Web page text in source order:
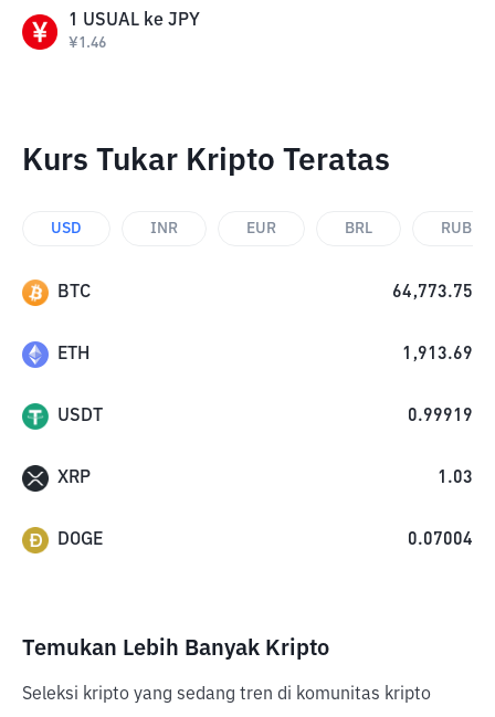
1 USUAL ke JPY
¥1.46
Kurs Tukar Kripto Teratas
USD INR EUR BRL RUB
BTC 64,773.75
ETH 1,913.69
USDT 0.99919
XRP 1.03
DOGE 0.07004
Temukan Lebih Banyak Kripto
Seleksi kripto yang sedang tren di komunitas kripto